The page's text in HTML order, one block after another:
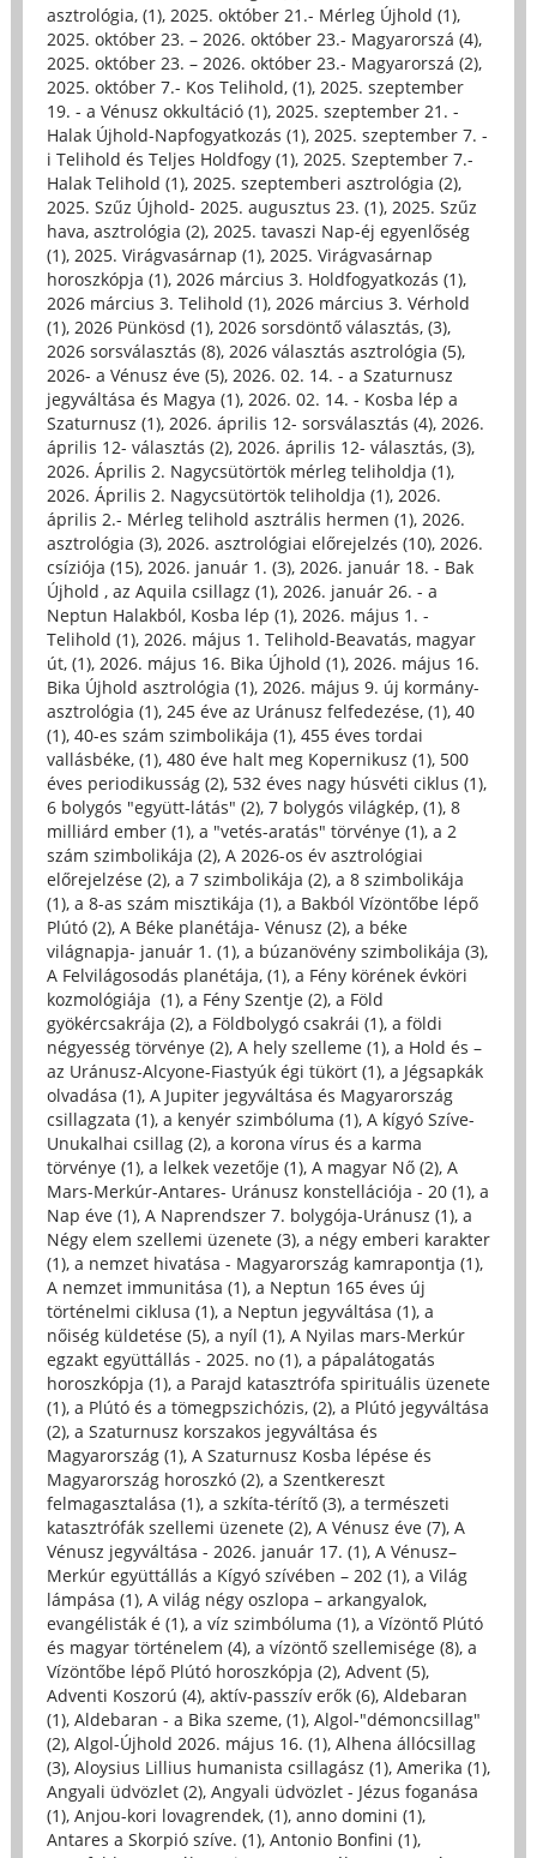
asztrológia, (1), 2025. október 21.- Mérleg Újhold (1),
2025. október 23. – 2026. október 23.- Magyarorszá (4),
2025. október 23. – 2026. október 23.- Magyarorszá (2),
2025. október 7.- Kos Telihold, (1), 2025. szeptember
19. - a Vénusz okkultáció (1), 2025. szeptember 21. -
Halak Újhold-Napfogyatkozás (1), 2025. szeptember 7. -
i Telihold és Teljes Holdfogy (1), 2025. Szeptember 7.-
Halak Telihold (1), 2025. szeptemberi asztrológia (2),
2025. Szűz Újhold- 2025. augusztus 23. (1), 2025. Szűz
hava, asztrológia (2), 2025. tavaszi Nap-éj egyenlőség
(1), 2025. Virágvasárnap (1), 2025. Virágvasárnap
horoszkópja (1), 2026 március 3. Holdfogyatkozás (1),
2026 március 3. Telihold (1), 2026 március 3. Vérhold
(1), 2026 Pünkösd (1), 2026 sorsdöntő választás, (3),
2026 sorsválasztás (8), 2026 választás asztrológia (5),
2026- a Vénusz éve (5), 2026. 02. 14. - a Szaturnusz
jegyváltása és Magya (1), 2026. 02. 14. - Kosba lép a
Szaturnusz (1), 2026. április 12- sorsválasztás (4), 2026.
április 12- választás (2), 2026. április 12- választás, (3),
2026. Április 2. Nagycsütörtök mérleg teliholdja (1),
2026. Április 2. Nagycsütörtök teliholdja (1), 2026.
április 2.- Mérleg telihold asztrális hermen (1), 2026.
asztrológia (3), 2026. asztrológiai előrejelzés (10), 2026.
csíziója (15), 2026. január 1. (3), 2026. január 18. - Bak
Újhold , az Aquila csillagz (1), 2026. január 26. - a
Neptun Halakból, Kosba lép (1), 2026. május 1. -
Telihold (1), 2026. május 1. Telihold-Beavatás, magyar
út, (1), 2026. május 16. Bika Újhold (1), 2026. május 16.
Bika Újhold asztrológia (1), 2026. május 9. új kormány-
asztrológia (1), 245 éve az Uránusz felfedezése, (1), 40
(1), 40-es szám szimbolikája (1), 455 éves tordai
vallásbéke, (1), 480 éve halt meg Kopernikusz (1), 500
éves periodikusság (2), 532 éves nagy húsvéti ciklus (1),
6 bolygós "együtt-látás" (2), 7 bolygós világkép, (1), 8
milliárd ember (1), a "vetés-aratás" törvénye (1), a 2
szám szimbolikája (2), A 2026-os év asztrológiai
előrejelzése (2), a 7 szimbolikája (2), a 8 szimbolikája
(1), a 8-as szám misztikája (1), a Bakból Vízöntőbe lépő
Plútó (2), A Béke planétája- Vénusz (2), a béke
világnapja- január 1. (1), a búzanövény szimbolikája (3),
A Felvilágosodás planétája, (1), a Fény körének évköri
kozmológiája (1), a Fény Szentje (2), a Föld
gyökércsakrája (2), a Földbolygó csakrái (1), a földi
négyesség törvénye (2), A hely szelleme (1), a Hold és –
az Uránusz-Alcyone-Fiastyúk égi tükört (1), a Jégsapkák
olvadása (1), A Jupiter jegyváltása és Magyarország
csillagzata (1), a kenyér szimbóluma (1), A kígyó Szíve-
Unukalhai csillag (2), a korona vírus és a karma
törvénye (1), a lelkek vezetője (1), A magyar Nő (2), A
Mars-Merkúr-Antares- Uránusz konstellációja - 20 (1), a
Nap éve (1), A Naprendszer 7. bolygója-Uránusz (1), a
Négy elem szellemi üzenete (3), a négy emberi karakter
(1), a nemzet hivatása - Magyarország kamrapontja (1),
A nemzet immunitása (1), a Neptun 165 éves új
történelmi ciklusa (1), a Neptun jegyváltása (1), a
nőiség küldetése (5), a nyíl (1), A Nyilas mars-Merkúr
egzakt együttállás - 2025. no (1), a pápalátogatás
horoszkópja (1), a Parajd katasztrófa spirituális üzenete
(1), a Plútó és a tömegpszichózis, (2), a Plútó jegyváltása
(2), a Szaturnusz korszakos jegyváltása és
Magyarország (1), A Szaturnusz Kosba lépése és
Magyarország horoszkó (2), a Szentkereszt
felmagasztalása (1), a szkíta-térítő (3), a természeti
katasztrófák szellemi üzenete (2), A Vénusz éve (7), A
Vénusz jegyváltása - 2026. január 17. (1), A Vénusz–
Merkúr együttállás a Kígyó szívében – 202 (1), a Világ
lámpása (1), A világ négy oszlopa – arkangyalok,
evangélisták é (1), a víz szimbóluma (1), a Vízöntő Plútó
és magyar történelem (4), a vízöntő szellemisége (8), a
Vízöntőbe lépő Plútó horoszkópja (2), Advent (5),
Adventi Koszorú (4), aktív-passzív erők (6), Aldebaran
(1), Aldebaran - a Bika szeme, (1), Algol-"démoncsillag"
(2), Algol-Újhold 2026. május 16. (1), Alhena állócsillag
(3), Aloysius Lillius humanista csillagász (1), Amerika (1),
Angyali üdvözlet (2), Angyali üdvözlet - Jézus foganása
(1), Anjou-kori lovagrendek, (1), anno domini (1),
Antares a Skorpió szíve. (1), Antonio Bonfini (1),